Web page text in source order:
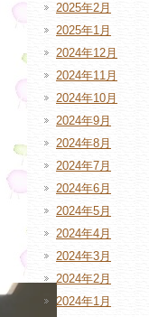
2025年2月
2025年1月
2024年12月
2024年11月
2024年10月
2024年9月
2024年8月
2024年7月
2024年6月
2024年5月
2024年4月
2024年3月
2024年2月
2024年1月